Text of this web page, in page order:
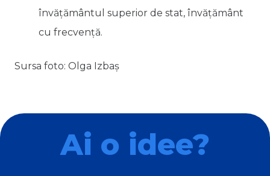
învăţământul superior de stat, învăţământ
cu frecvenţă.
Sursa foto: Olga Izbaș
Ai o idee?